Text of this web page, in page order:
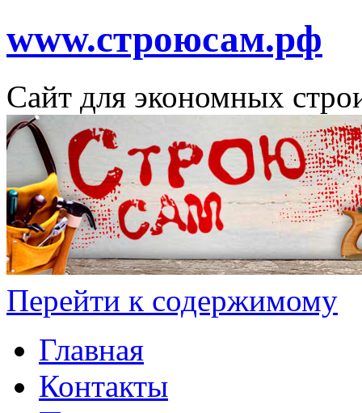
www.строюсам.рф
Сайт для экономных
Перейти к содержимому
Главная
Контакты